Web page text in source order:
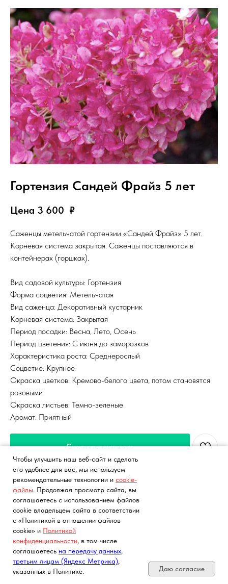
Гортензия Сандей Фрайз 5 лет
Цена 3 600 ₽
Саженцы метельчатой гортензии «Сандей Фрайз» 5 лет.
Корневая система закрытая. Саженцы поставляются в
контейнерах (горшках).
Вид садовой культуры: Гортензия
Форма соцветия: Метельчатая
Вид саженца: Декоративный кустарник
Корневая система: Закрытая
Период посадки: Весна, Лето, Осень
Период цветения: С июня до заморозков
Характеристика роста: Среднерослый
Соцветие: Крупное
Окраска цветков: Кремово-белого цвета, потом становятся
розовыми
Окраска листьев: Темно-зеленые
Аромат: Приятный
Смотреть в каталоге
Чтобы улучшить наш веб-сайт и сделать
его удобнее для вас, мы используем
рекомендательные технологии и cookie-
файлы. Продолжая просмотр сайта, вы
соглашаетесь с использованием файлов
cookie владельцем сайта в соответствии
с «Политикой в отношении файлов
cookie» и Политикой
конфиденциальности, в том числе
соглашаетесь на передачу данных,
третьим лицам (Яндекс Метрика),
указанных в Политике.
Даю согласие